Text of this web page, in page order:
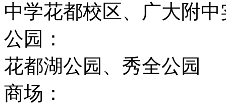
中学花都校区、广大附
公园：
花都湖公园、秀全公园
商场：